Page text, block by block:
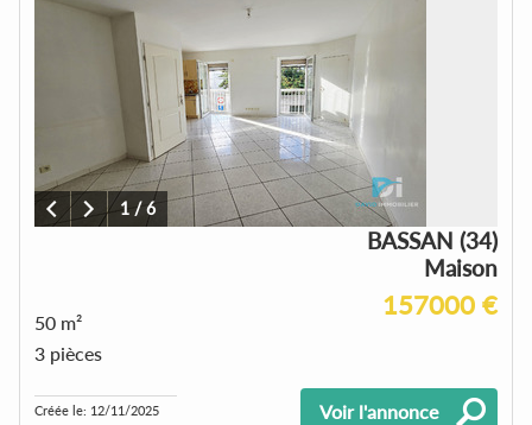
1 /6
BASSAN (34)
Maison
157000 €
50 m²
3 pièces
Créée le: 12/11/2025 Voir l'annonce